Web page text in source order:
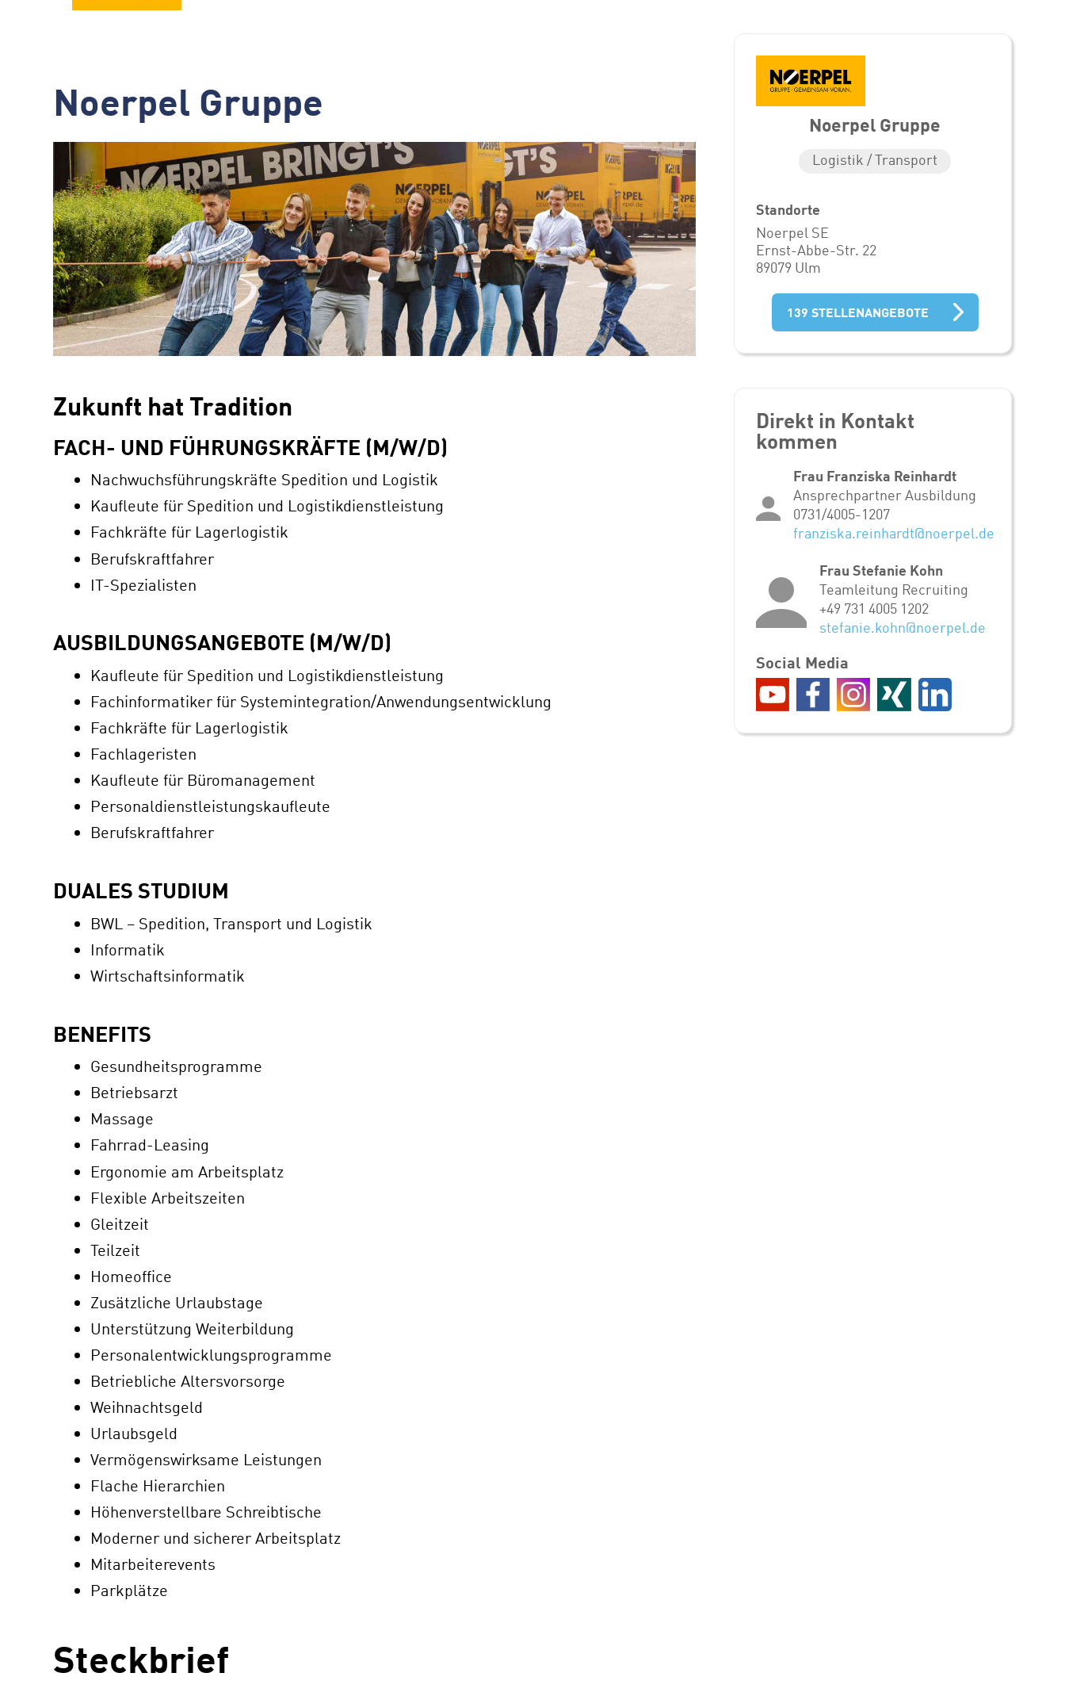
Noerpel Gruppe
Zukunft hat Tradition
FACH- UND FÜHRUNGSKRÄFTE (M/W/D)
Nachwuchsführungskräfte Spedition und Logistik
Kaufleute für Spedition und Logistikdienstleistung
Fachkräfte für Lagerlogistik
Berufskraftfahrer
IT-Spezialisten
AUSBILDUNGSANGEBOTE (M/W/D)
Kaufleute für Spedition und Logistikdienstleistung
Fachinformatiker für Systemintegration/Anwendungsentwicklung
Fachkräfte für Lagerlogistik
Fachlageristen
Kaufleute für Büromanagement
Personaldienstleistungskaufleute
Berufskraftfahrer
DUALES STUDIUM
BWL – Spedition, Transport und Logistik
Informatik
Wirtschaftsinformatik
BENEFITS
Gesundheitsprogramme
Betriebsarzt
Massage
Fahrrad-Leasing
Ergonomie am Arbeitsplatz
Flexible Arbeitszeiten
Gleitzeit
Teilzeit
Homeoffice
Zusätzliche Urlaubstage
Unterstützung Weiterbildung
Personalentwicklungsprogramme
Betriebliche Altersvorsorge
Weihnachtsgeld
Urlaubsgeld
Vermögenswirksame Leistungen
Flache Hierarchien
Höhenverstellbare Schreibtische
Moderner und sicherer Arbeitsplatz
Mitarbeiterevents
Parkplätze
Steckbrief
Noerpel Gruppe
Logistik / Transport
Standorte
Noerpel SE
Ernst-Abbe-Str. 22
89079 Ulm
139 STELLENANGEBOTE
Direkt in Kontakt
kommen
Frau Franziska Reinhardt
Ansprechpartner Ausbildung
0731/4005-1207
franziska.reinhardt@noerpel.de
Frau Stefanie Kohn
Teamleitung Recruiting
+49 731 4005 1202
stefanie.kohn@noerpel.de
Social Media